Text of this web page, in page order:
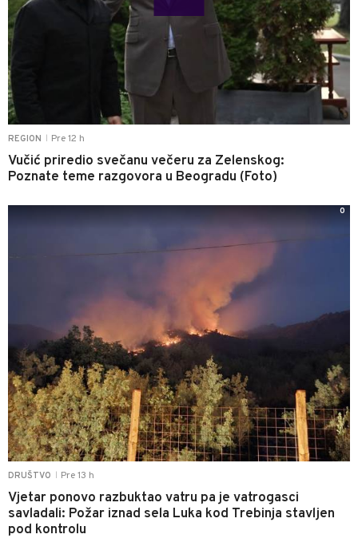
REGION Pre 12 h
Vučić priredio svečanu večeru za Zelenskog:
Poznate teme razgovora u Beogradu (Foto)
DRUŠTVO Pre 13 h
Vjetar ponovo razbuktao vatru pa je vatrogasci
savladali: Požar iznad sela Luka kod Trebinja stavljen
pod kontrolu
0